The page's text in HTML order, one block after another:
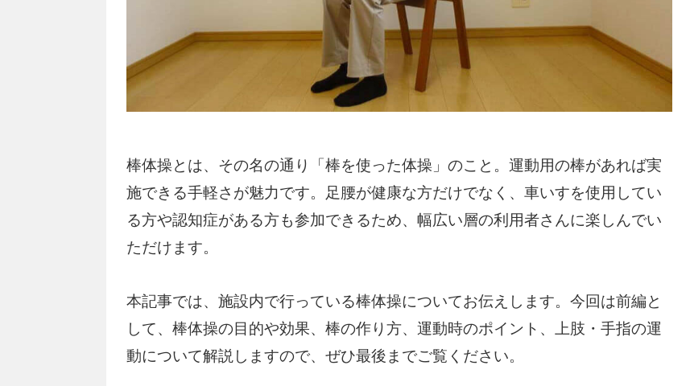
棒体操とは、その名の通り「棒を使った体操」のこと。運動用の棒があれば実
施できる手軽さが魅力です。足腰が健康な方だけでなく、車いすを使用してい
る方や認知症がある方も参加できるため、幅広い層の利用者さんに楽しんでい
ただけます。
本記事では、施設内で行っている棒体操についてお伝えします。今回は前編と
して、棒体操の目的や効果、棒の作り方、運動時のポイント、上肢・手指の運
動について解説しますので、ぜひ最後までご覧ください。